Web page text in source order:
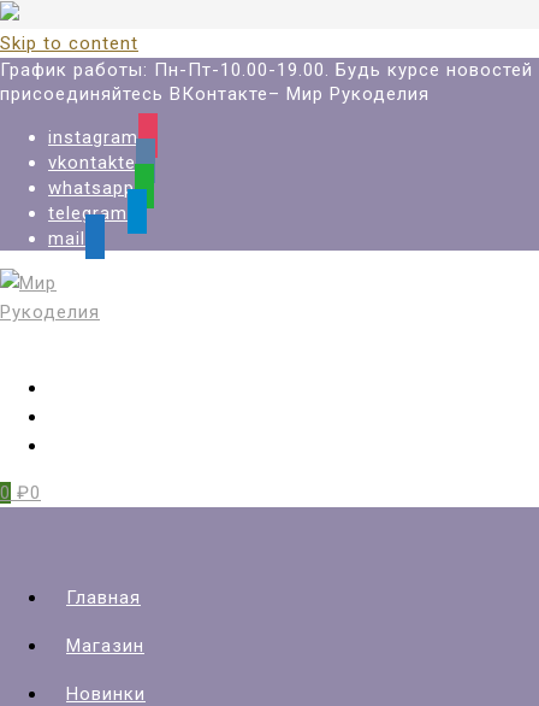
Skip to content
График работы: Пн-Пт-10.00-19.00. Будь курсе новостей
присоединяйтесь ВКонтакте– Мир Рукоделия
instagram
vkontakte
whatsapp
telegram
mail
0 ₽0
Главная
Магазин
Новинки